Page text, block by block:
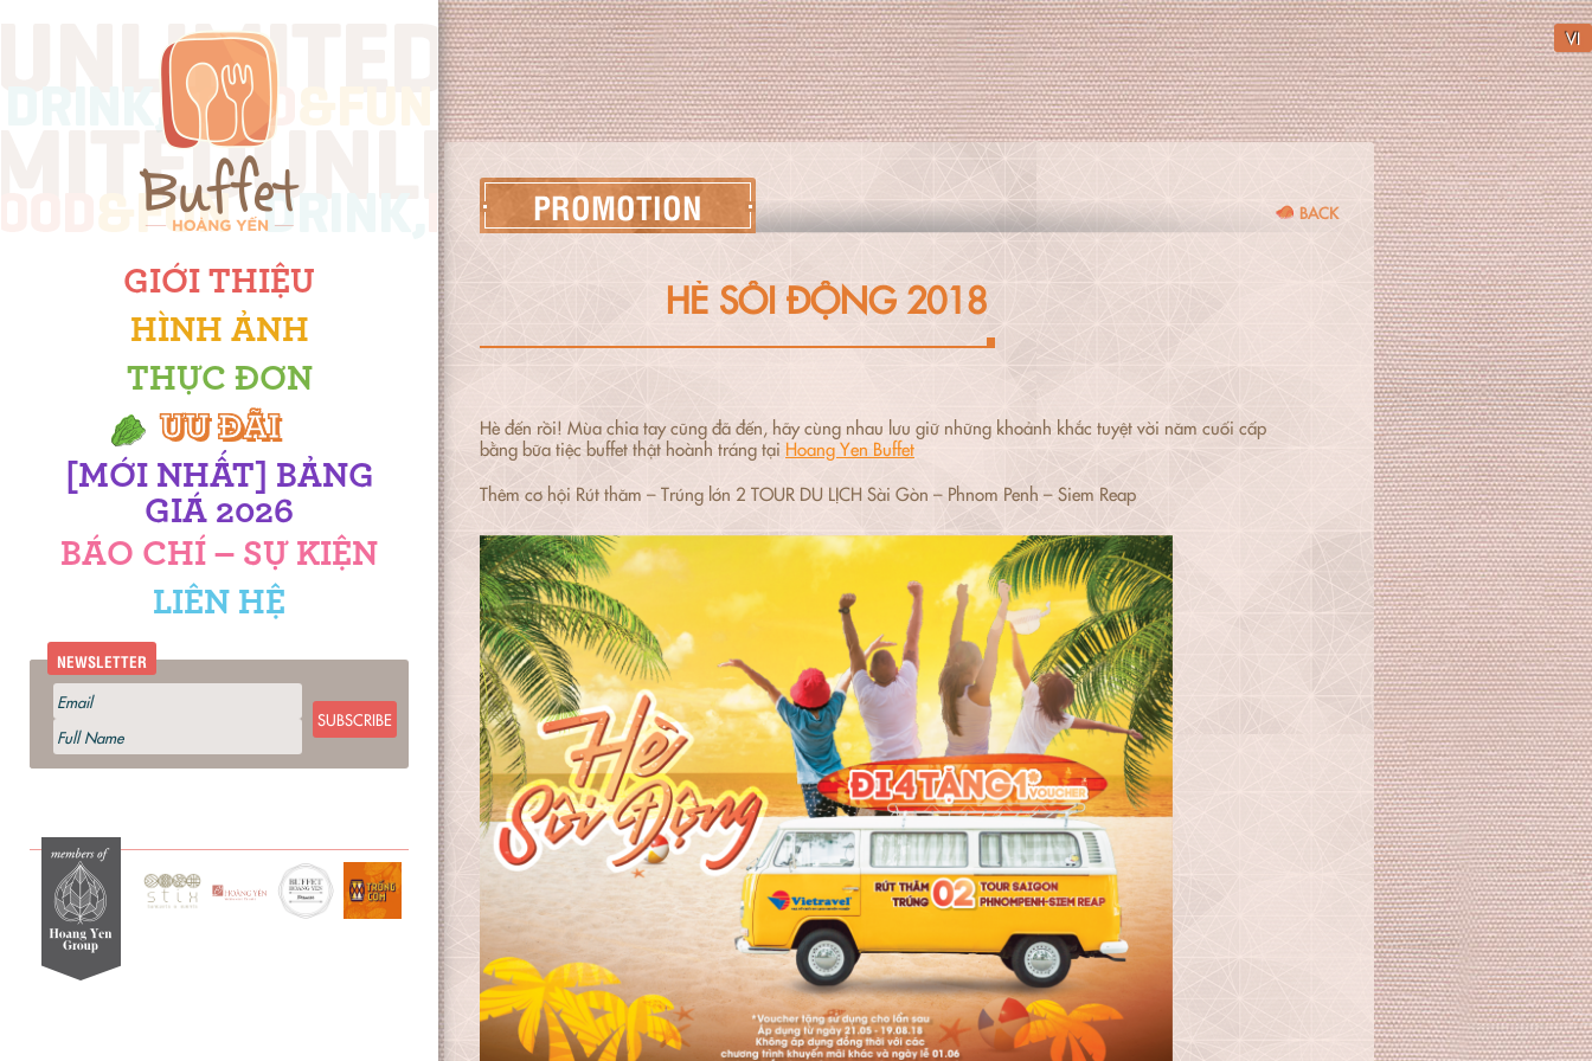
GIỚI THIỆU
HÌNH ẢNH
THỰC ĐƠN
ƯU ĐÃI
[MỚI NHẤT] BẢNG
GIÁ 2026
BÁO CHÍ – SỰ KIỆN
LIÊN HỆ
NEWSLETTER
SUBSCRIBE
VI
PROMOTION BACK
HÈ SÔI ĐỘNG 2018
Hè đến rồi! Mùa chia tay cũng đã đến, hãy cùng nhau lưu giữ những khoảnh khắc tuyệt vời năm cuối cấp
bằng bữa tiệc buffet thật hoành tráng tại Hoang Yen Buffet
Thêm cơ hội Rút thăm – Trúng lớn 2 TOUR DU LỊCH Sài Gòn – Phnom Penh – Siem Reap